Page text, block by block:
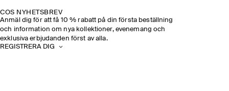
COS NYHETSBREV
Anmäl dig för att få 10 % rabatt på din första beställning
och information om nya kollektioner, evenemang och
exklusiva erbjudanden först av alla.
REGISTRERA DIG